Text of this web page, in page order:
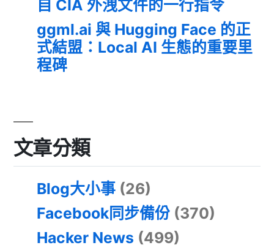
自 CIA 外洩文件的一行指令
ggml.ai 與 Hugging Face 的正
式結盟：Local AI 生態的重要里
程碑
文章分類
Blog大小事 (26)
Facebook同步備份 (370)
Hacker News (499)